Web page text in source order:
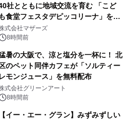
社とともに地域交流を育む 「こど
も食堂フェスタデピッコリーナ」を9
5日(土)開催
式会社マザーズ
8時間前
暑の大阪で、涼と塩分を一杯に！ 北
区のペット同伴カフェが「ソルティー
レモンジュース」を無料配布
式会社グリーンアート
8時間前
【イー・エー・グラン】みずみずしい